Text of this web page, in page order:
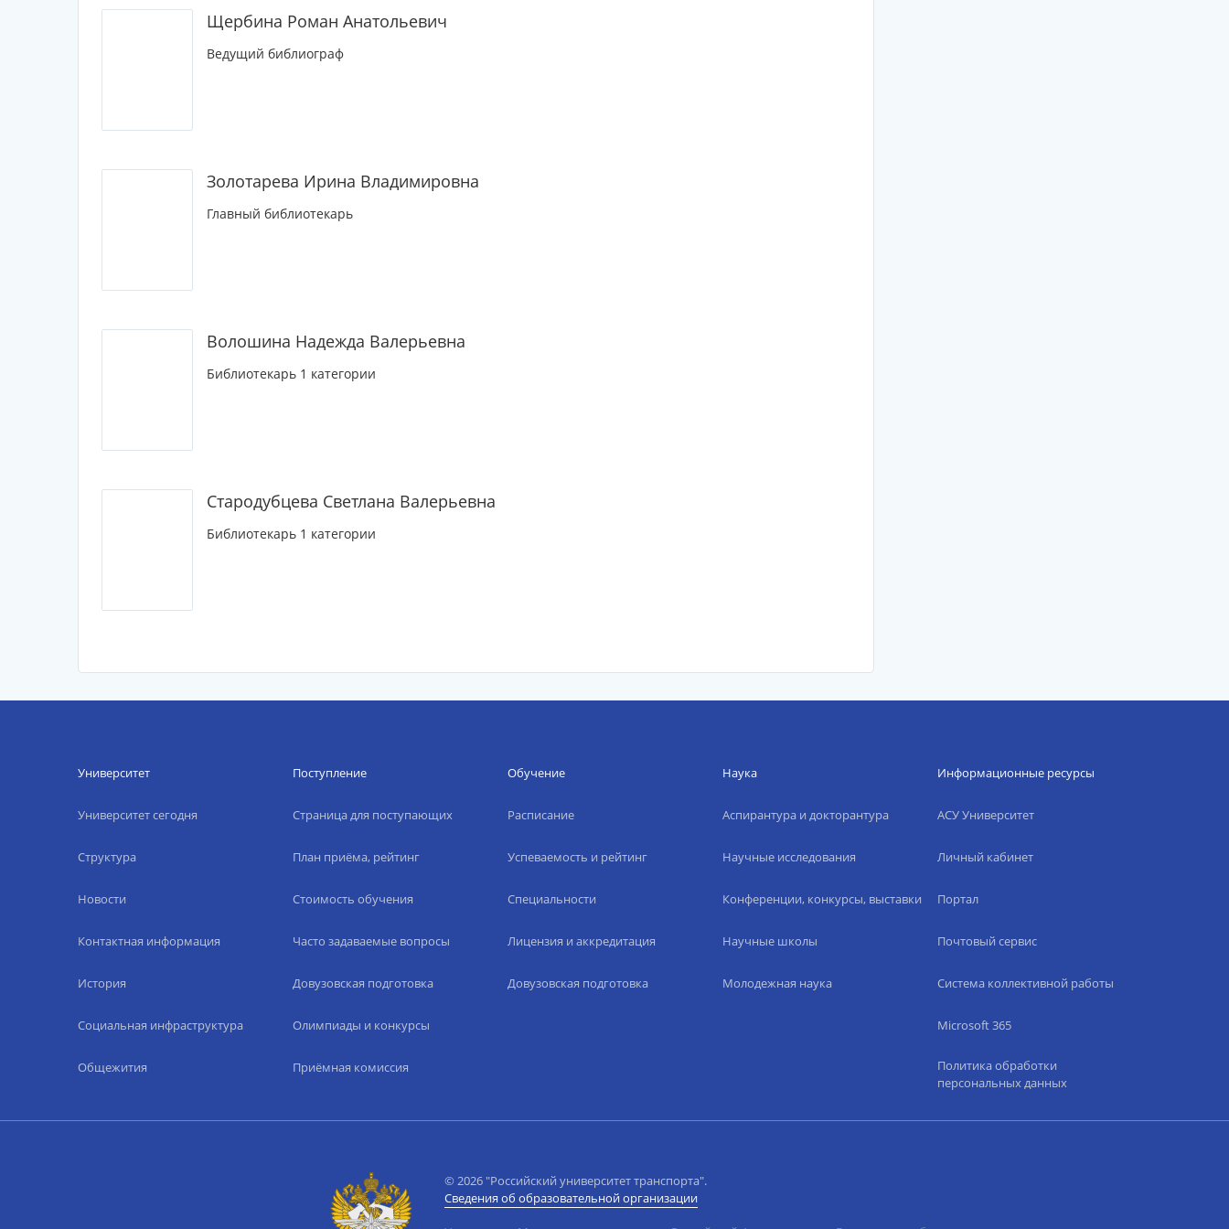
Щербина Роман Анатольевич
Ведущий библиограф
Золотарева Ирина Владимировна
Главный библиотекарь
Волошина Надежда Валерьевна
Библиотекарь 1 категории
Стародубцева Светлана Валерьевна
Библиотекарь 1 категории
Университет
Университет сегодня
Структура
Новости
Контактная информация
История
Социальная инфраструктура
Общежития
Поступление
Страница для поступающих
План приёма, рейтинг
Стоимость обучения
Часто задаваемые вопросы
Довузовская подготовка
Олимпиады и конкурсы
Приёмная комиссия
Обучение
Расписание
Успеваемость и рейтинг
Специальности
Лицензия и аккредитация
Довузовская подготовка
Наука
Аспирантура и докторантура
Научные исследования
Конференции, конкурсы, выставки
Научные школы
Молодежная наука
Информационные ресурсы
АСУ Университет
Личный кабинет
Портал
Почтовый сервис
Система коллективной работы
Microsoft 365
Политика обработки
персональных данных
© 2026 "Российский университет транспорта".
Сведения об образовательной организации